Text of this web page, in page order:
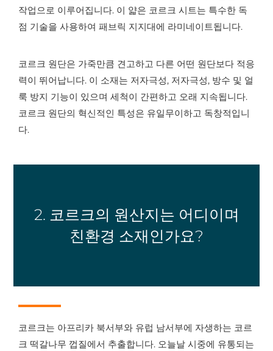
작업으로 이루어집니다. 이 얇은 코르크 시트는 특수한 독
점 기술을 사용하여 패브릭 지지대에 라미네이트됩니다.
코르크 원단은 가죽만큼 견고하고 다른 어떤 원단보다 적응
력이 뛰어납니다. 이 소재는 저자극성, 저자극성, 방수 및 얼
룩 방지 기능이 있으며 세척이 간편하고 오래 지속됩니다.
코르크 원단의 혁신적인 특성은 유일무이하고 독창적입니
다.
2. 코르크의 원산지는 어디이며
친환경 소재인가요?
코르크는 아프리카 북서부와 유럽 남서부에 자생하는 코르
크 떡갈나무 껍질에서 추출합니다. 오늘날 시중에 유통되는